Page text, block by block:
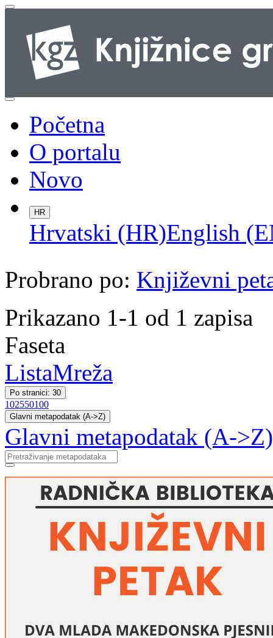
Početna
O portalu
Novo
HR
Hrvatski (HR)English
Probrano po: Književni
Prikazano 1-1 od 1 zapisa
Faseta
ListaMreža
Po stranici: 30
102550100
Glavni metapodatak (A->Z)
Glavni metapodatak (A->Z)